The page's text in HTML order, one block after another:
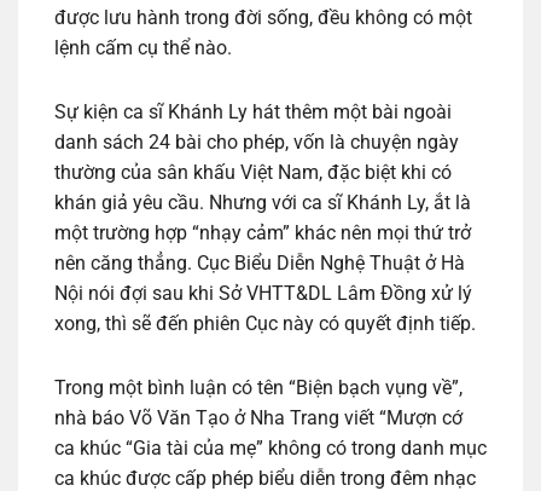
được lưu hành trong đời sống, đều không có một
lệnh cấm cụ thể nào.
Sự kiện ca sĩ Khánh Ly hát thêm một bài ngoài
danh sách 24 bài cho phép, vốn là chuyện ngày
thường của sân khấu Việt Nam, đặc biệt khi có
khán giả yêu cầu. Nhưng với ca sĩ Khánh Ly, ắt là
một trường hợp “nhạy cảm” khác nên mọi thứ trở
nên căng thẳng. Cục Biểu Diễn Nghệ Thuật ở Hà
Nội nói đợi sau khi Sở VHTT&DL Lâm Đồng xử lý
xong, thì sẽ đến phiên Cục này có quyết định tiếp.
Trong một bình luận có tên “Biện bạch vụng về”,
nhà báo Võ Văn Tạo ở Nha Trang viết “Mượn cớ
ca khúc “Gia tài của mẹ” không có trong danh mục
ca khúc được cấp phép biểu diễn trong đêm nhạc